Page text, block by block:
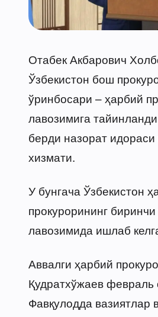
Отабек Акбарович
Ўзбекистон бош
ўринбосари – ҳарбий
лавозимига
берди назорат
хизмати.
У бунгача Ўзбекистон
прокурорининг
лавозимида ишлаб
Аввалги ҳарбий
Қудратхўжаев февраль
Фавқулодда вазиятлар